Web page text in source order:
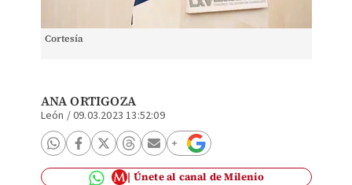
Cortesía
ANA ORTIGOZA
León /09.03.2023 13:52:09
Únete al canal de Milenio